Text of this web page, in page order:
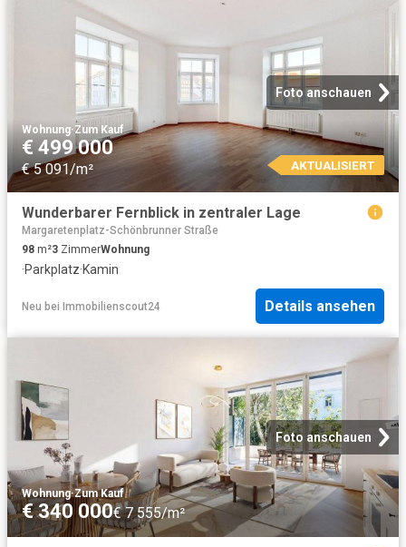
Foto anschauen
Wohnung·Zum Kauf
€ 499 000
€ 5 091/m² AKTUALISIERT
Wunderbarer Fernblick in zentraler Lage
Margaretenplatz-Schönbrunner Straße
98 m²3 ZimmerWohnung
·Parkplatz·Kamin
Neu bei Immobilienscout24 Details ansehen
Foto anschauen
Wohnung·Zum Kauf
€ 340 000€ 7 555/m²